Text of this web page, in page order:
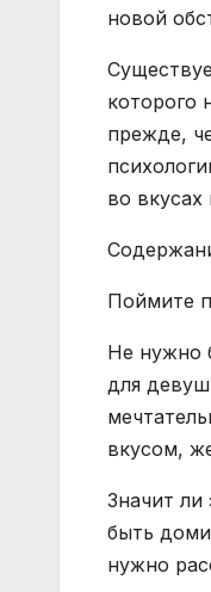
новой
которого
прежде,
во
Поймите
Не нужно
для
вкусом,
Значит
быть
нужно